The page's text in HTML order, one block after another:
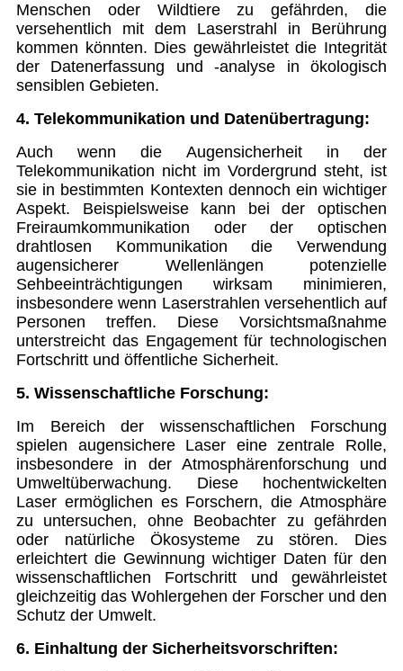
Menschen oder Wildtiere zu gefährden, die
versehentlich mit dem Laserstrahl in Berührung
kommen könnten. Dies gewährleistet die Integrität
der Datenerfassung und -analyse in ökologisch
sensiblen Gebieten.
4. Telekommunikation und Datenübertragung:
Auch wenn die Augensicherheit in der
Telekommunikation nicht im Vordergrund steht, ist
sie in bestimmten Kontexten dennoch ein wichtiger
Aspekt. Beispielsweise kann bei der optischen
Freiraumkommunikation oder der optischen
drahtlosen Kommunikation die Verwendung
augensicherer Wellenlängen potenzielle
Sehbeeinträchtigungen wirksam minimieren,
insbesondere wenn Laserstrahlen versehentlich auf
Personen treffen. Diese Vorsichtsmaßnahme
unterstreicht das Engagement für technologischen
Fortschritt und öffentliche Sicherheit.
5. Wissenschaftliche Forschung:
Im Bereich der wissenschaftlichen Forschung
spielen augensichere Laser eine zentrale Rolle,
insbesondere in der Atmosphärenforschung und
Umweltüberwachung. Diese hochentwickelten
Laser ermöglichen es Forschern, die Atmosphäre
zu untersuchen, ohne Beobachter zu gefährden
oder natürliche Ökosysteme zu stören. Dies
erleichtert die Gewinnung wichtiger Daten für den
wissenschaftlichen Fortschritt und gewährleistet
gleichzeitig das Wohlergehen der Forscher und den
Schutz der Umwelt.
6. Einhaltung der Sicherheitsvorschriften: